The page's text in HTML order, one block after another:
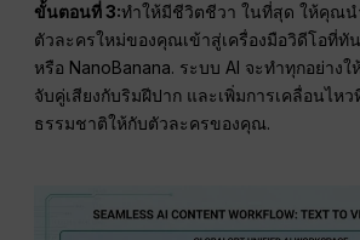
ขั้นตอนที่ 3:ทำให้มีชีวิตชีวา ในที่สุด ให้คุณ
ตัวละครใหม่ของคุณเข้าสู่เครื่องมือวิดีโอที่
หรือ NanoBanana. ระบบ AI จะทำทุกอย่าง
จับคู่เสียงกับริมฝีปาก และเพิ่มการเคลื่อนไห
ธรรมชาติให้กับตัวละครของคุณ.